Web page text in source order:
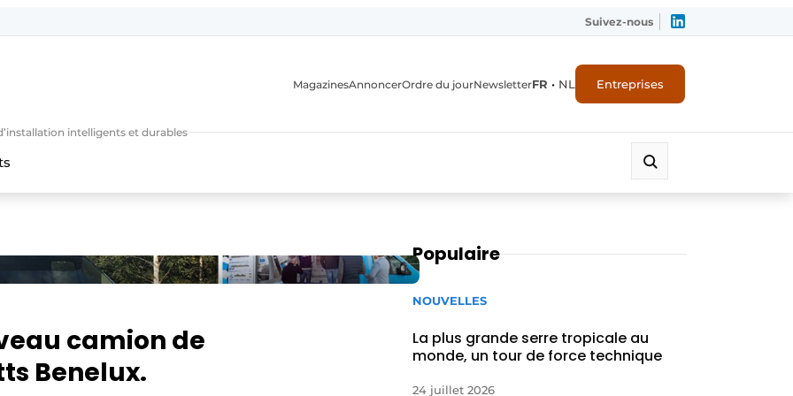
Suivez-nous
intelligents et durables
MagazinesAnnoncerOrdre du jourNewsletterFR • NL Entreprises
camion de
Benelux.
Populaire
NOUVELLES
La plus grande serre tropicale au
monde, un tour de force technique
24 juillet 2026